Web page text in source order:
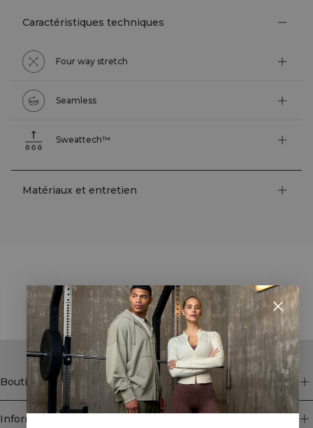
Caractéristiques techniques
Four way stretch
Seamless
Sweattech™
Matériaux et entretien
STYLE WITH
Boutique
Information